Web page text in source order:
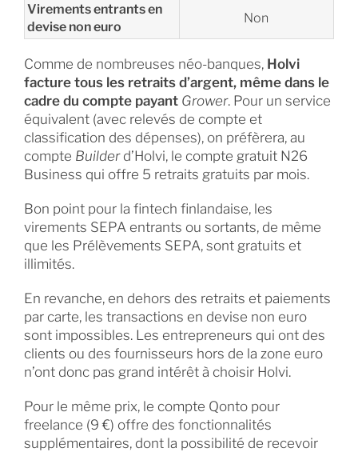
Virements entrants en
devise non euro
Non
Comme de nombreuses néo-banques, Holvi
facture tous les retraits d’argent, même dans le
cadre du compte payant Grower. Pour un service
équivalent (avec relevés de compte et
classification des dépenses), on préfèrera, au
compte Builderd’Holvi, le compte gratuit N26
Business qui offre 5 retraits gratuits par mois.
Bon point pour la fintech finlandaise, les
virements SEPA entrants ou sortants, de même
que les Prélèvements SEPA, sont gratuits et
illimités.
En revanche, en dehors des retraits et paiements
par carte, les transactions en devise non euro
sont impossibles. Les entrepreneurs qui ont des
clients ou des fournisseurs hors de la zone euro
n’ont donc pas grand intérêt à choisir Holvi.
Pour le même prix, le compte Qonto pour
freelance (9 €) offre des fonctionnalités
supplémentaires, dont la possibilité de recevoir